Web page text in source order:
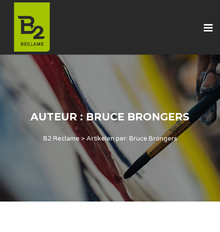
AUTEUR : BRUCE BRONGERS
B2 Reclame> Artikelen per: Bruce Brongers